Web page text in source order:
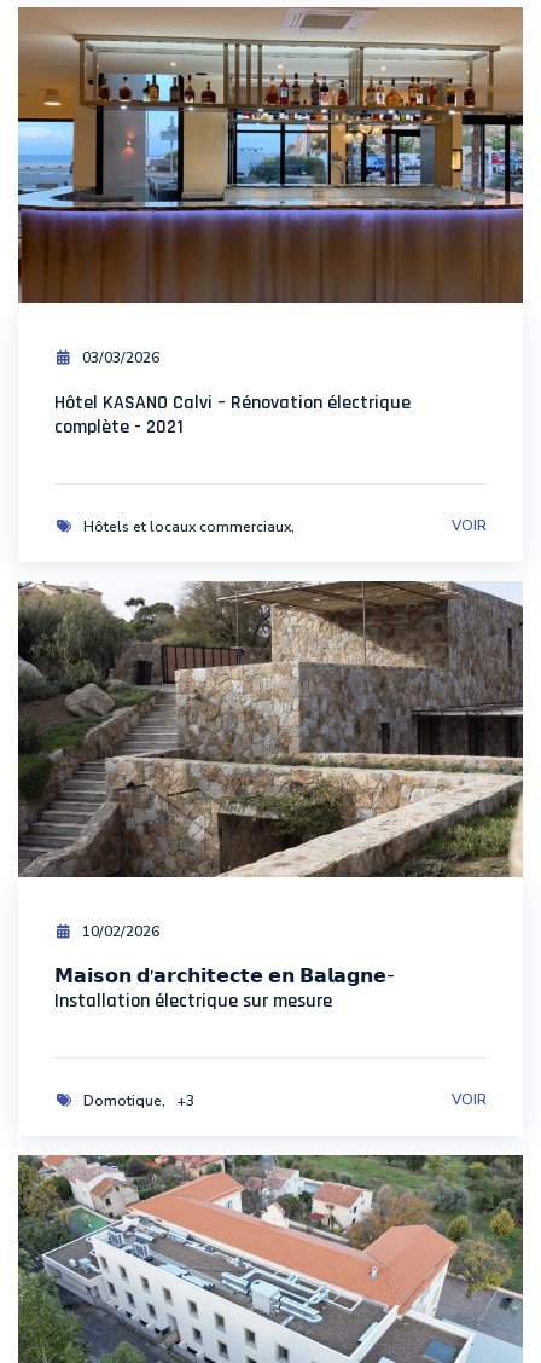
03/03/2026
Hôtel KASANO Calvi – Rénovation électrique
complète - 2021
Hôtels et locaux commerciaux VOIR
10/02/2026
𝗠𝗮𝗶𝘀𝗼𝗻 𝗱’𝗮𝗿𝗰𝗵𝗶𝘁𝗲𝗰𝘁𝗲 𝗲𝗻 𝗕𝗮𝗹𝗮𝗴𝗻𝗲–
Installation électrique sur mesure
Domotique +3 VOIR